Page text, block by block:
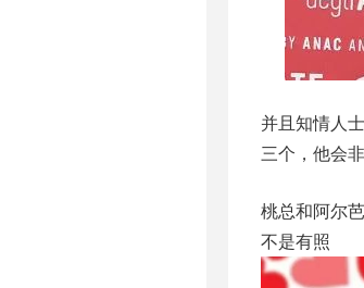
并且知情人
三个，他会非
桃总和阿尔
不是有照